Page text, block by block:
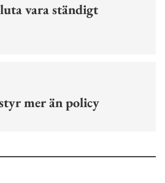
vara ständigt
mer än policy